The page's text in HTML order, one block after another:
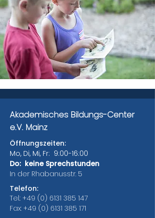
Akademisches Bildungs-Center
e.V. Mainz
Öffnungszeiten:
Mo, Di, Mi, Fr: 9:00-16:00
Do: keine Sprechstunden
In der Rhabanusstr. 5
Telefon:
Tel.: +49 (0) 6131 385 147
Fax: +49 (0) 6131 385 171